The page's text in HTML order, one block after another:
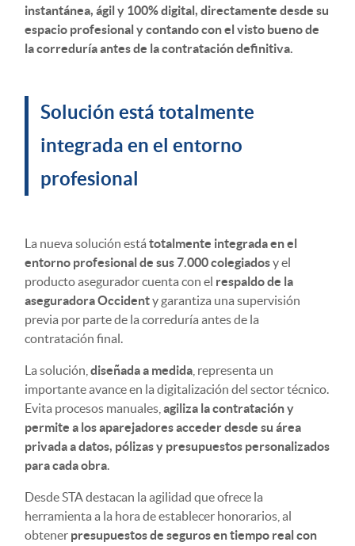
instantánea, ágil y 100% digital, directamente desde su
espacio profesional y contando con el visto bueno de
la correduría antes de la contratación definitiva.
Solución está totalmente
integrada en el entorno
profesional
La nueva solución está totalmente integrada en el
entorno profesional de sus 7.000 colegiadosy el
producto asegurador cuenta con el respaldo de la
aseguradora Occidenty garantiza una supervisión
previa por parte de la correduría antes de la
contratación final.
La solución, diseñada a medida , representa un
importante avance en la digitalización del sector técnico.
Evita procesos manuales, agiliza la contratación y
permite a los aparejadores acceder desde su área
privada a datos, pólizas y presupuestos personalizados
para cada obra.
Desde STA destacan la agilidad que ofrece la
herramienta a la hora de establecer honorarios, al
obtener presupuestos de seguros en tiempo real con